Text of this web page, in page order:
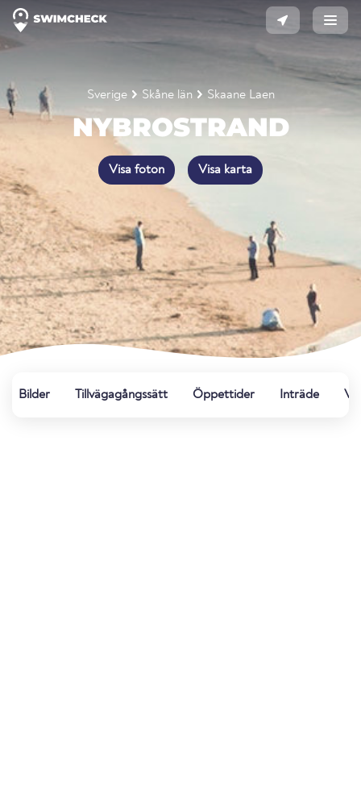
Sverige Skåne län Skaane Laen
NYBROSTRAND
Visa foton Visa karta
Bilder Tillvägagångssätt Öppettider Inträde